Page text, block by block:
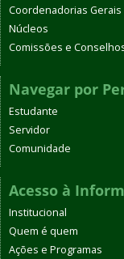
Coordenadorias Gerais
Núcleos
Comissões e
Navegar por
Estudante
Servidor
Comunidade
Acesso à
Institucional
Quem é quem
Ações e Programas